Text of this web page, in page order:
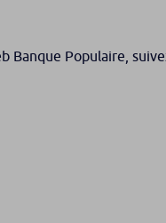
Populaire,